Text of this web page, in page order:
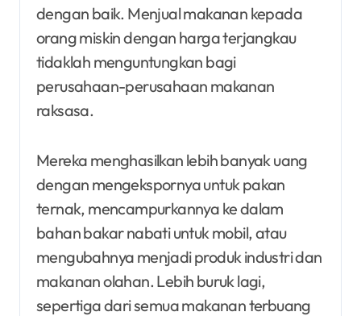
dengan baik. Menjual makanan kepada
orang miskin dengan harga terjangkau
tidaklah menguntungkan bagi
perusahaan-perusahaan makanan
raksasa.
Mereka menghasilkan lebih banyak uang
dengan mengekspornya untuk pakan
ternak, mencampurkannya ke dalam
bahan bakar nabati untuk mobil, atau
mengubahnya menjadi produk industri dan
makanan olahan. Lebih buruk lagi,
sepertiga dari semua makanan terbuang